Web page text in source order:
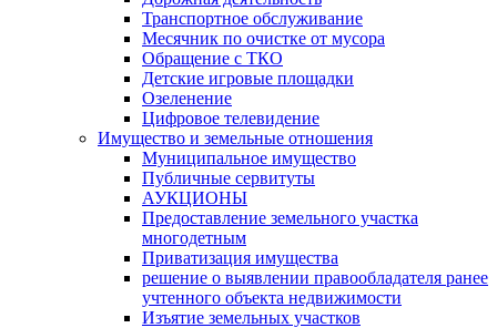
Транспортное обслуживание
Месячник по очистке от мусора
Обращение с ТКО
Детские игровые площадки
Озеленение
Цифровое телевидение
Имущество и земельные отношения
Муниципальное имущество
Публичные сервитуты
АУКЦИОНЫ
Предоставление земельного участка
многодетным
Приватизация имущества
решение о выявлении правообладателя ранее
учтенного объекта недвижимости
Изъятие земельных участков